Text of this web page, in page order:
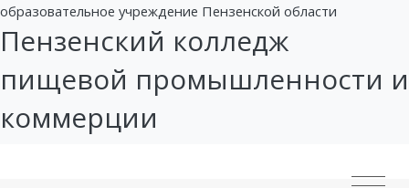
образовательное учреждение Пензенской области
Пензенский колледж
пищевой промышленности и
коммерции